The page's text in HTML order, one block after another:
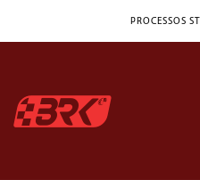
PROCESSOS